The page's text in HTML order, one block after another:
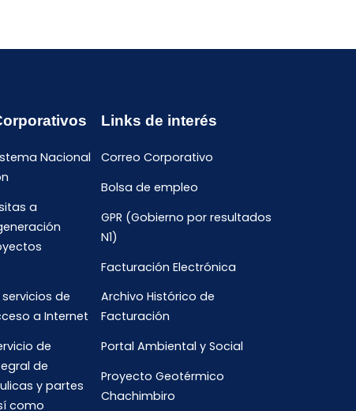
Nacional
a
de
a Internet
de
de
y partes
como
Links de interés
Correo Corporativo
Bolsa de empleo
GPR (Gobierno por resultados
N1)
Facturación Electrónica
Archivo Histórico de
Facturación
Portal Ambiental y Social
Proyecto Geotérmico
Chachimbiro